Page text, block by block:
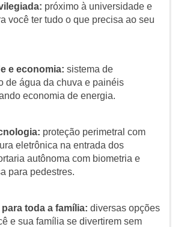
próximo à universidade e
você ter tudo o que precisa ao seu
e economia: sistema de
de água da chuva e painéis
economia de energia.
proteção perimetral com
eletrônica na entrada dos
autônoma com biometria e
para pedestres.
toda a família: diversas opções
e sua família se divertirem sem